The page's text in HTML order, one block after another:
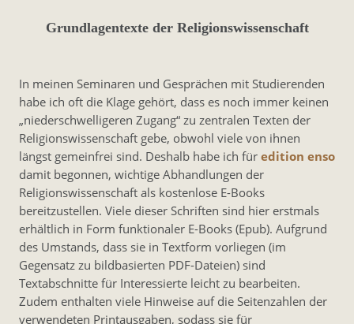
Grundlagen­texte der Religions­wissen­schaft
In meinen Seminaren und Gesprächen mit Studierenden
habe ich oft die Klage gehört, dass es noch immer keinen
„niederschwelligeren Zugang“ zu zentralen Texten der
Religionswissenschaft gebe, obwohl viele von ihnen
längst gemeinfrei sind. Deshalb habe ich füredition enso
damit begonnen, wichtige Abhandlungen der
Religionswissenschaft als kostenlose E-Books
bereitzustellen. Viele dieser Schriften sind hier erstmals
erhältlich in Form funktionaler E-Books (Epub). Aufgrund
des Umstands, dass sie in Textform vorliegen (im
Gegensatz zu bildbasierten PDF-Dateien) sind
Textabschnitte für Interessierte leicht zu bearbeiten.
Zudem enthalten viele Hinweise auf die Seitenzahlen der
verwendeten Printausgaben, sodass sie für